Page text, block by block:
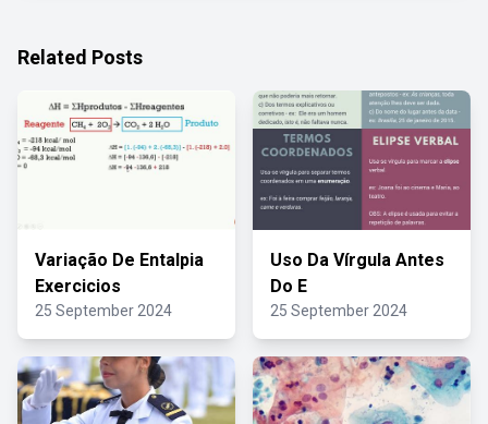
Related Posts
Variação De Entalpia
Exercicios
25 September 2024
Uso Da Vírgula Antes
Do E
25 September 2024